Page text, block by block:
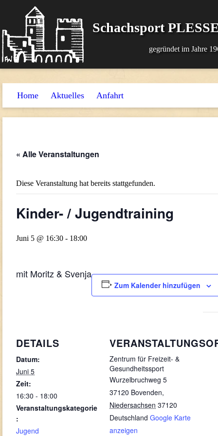
Schachsport
gegründet im Jahre
Home Aktuelles Anfahrt
« Alle Veranstaltungen
Diese Veranstaltung hat bereits stattgefunden.
Kinder- / Jugendtraining
Juni 5 @ 16:30 - 18:00
mit Moritz & Svenja
Zum Kalender hinzufügen
DETAILS
Datum:
Juni 5
Zeit:
16:30 - 18:00
Veranstaltungskategorie
:
Jugend
Zentrum für Freizeit- &
Gesundheitssport
Wurzelbruchweg 5
37120 Bovenden,
Niedersachsen 37120
Deutschland Google Karte
anzeigen